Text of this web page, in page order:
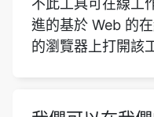
不此工具可在線工
進的基於 Web 的
的瀏覽器上打開該